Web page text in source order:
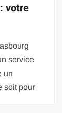
votre
service
un
soit pour